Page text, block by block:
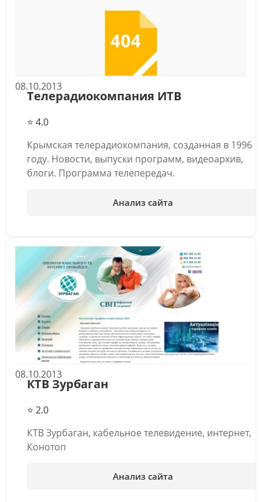
08.10.2013
Телерадиокомпания ИТВ
⭐ 4.0
Крымская телерадиокомпания, созданная в 1996
году. Новости, выпуски программ, видеоархив,
блоги. Программа телепередач.
Анализ сайта
08.10.2013
КТВ Зурбаган
⭐ 2.0
КТВ Зурбаган, кабельное телевидение, интернет,
Конотоп
Анализ сайта